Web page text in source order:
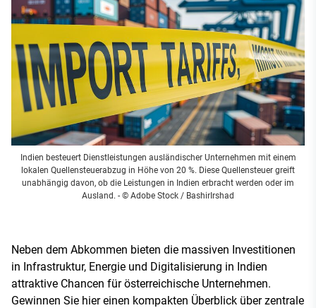
Indien besteuert Dienstleistungen ausländischer Unternehmen mit einem
lokalen Quellensteuerabzug in Höhe von 20 %. Diese Quellensteuer greift
unabhängig davon, ob die Leistungen in Indien erbracht werden oder im
Ausland. - © Adobe Stock / BashirIrshad
Neben dem Abkommen bieten die massiven Investitionen
in Infrastruktur, Energie und Digitalisierung in Indien
attraktive Chancen für österreichische Unternehmen.
Gewinnen Sie hier einen kompakten Überblick über zentrale